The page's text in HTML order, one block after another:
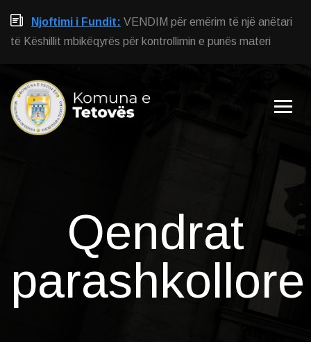
Njoftimi i Fundit: VENDIM për emërim të një anëtari
të Këshillit mbikëqyrës për kontrollimin e punës materi
Qendrat
parashkollore